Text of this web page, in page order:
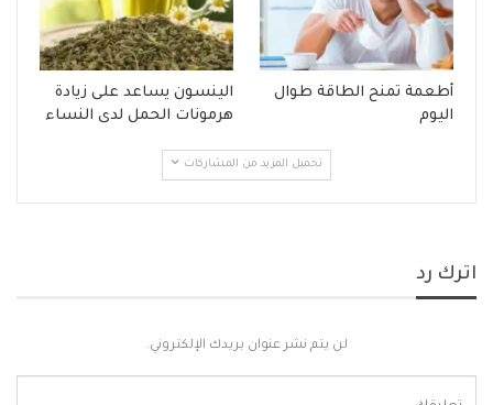
أطعمة تمنح الطاقة طوال
اليوم
الينسون يساعد على زيادة
هرمونات الحمل لدى النساء
تحميل المزيد من المشاركات
اترك رد
لن يتم نشر عنوان بريدك الإلكتروني.